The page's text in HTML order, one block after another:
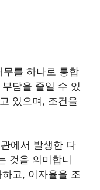
무를 하나로 통합
담을 줄일 수 있
있으며, 조건을
에서 발생한 다
것을 의미합니
고, 이자율을 조